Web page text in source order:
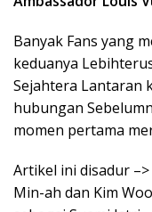
Banyak Fans yang
keduanya
Sejahtera Lantaran
hubungan
momen pertama
Artikel ini disadur
Min-ah dan Kim